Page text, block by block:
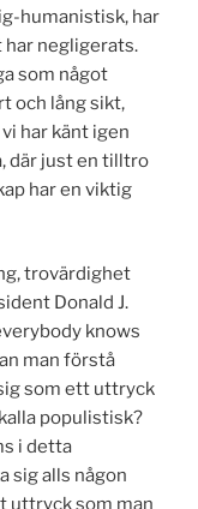
humanistisk, har
negligerats.
som något
och lång sikt,
har känt igen
där just en tilltro
har en viktig
trovärdighet
Donald J.
knows
man förstå
som ett uttryck
populistisk?
i detta
sig alls någon
uttryck som man